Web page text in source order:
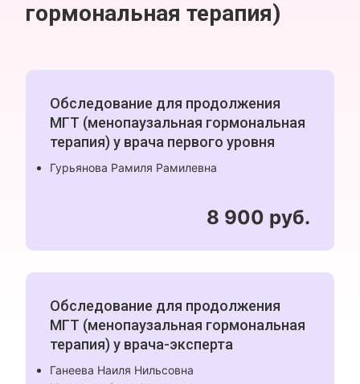
гормональная терапия)
Обследование для продолжения
МГТ (менопаузальная гормональная
терапия) у врача первого уровня
Гурьянова Рамиля Рамилевна
8 900 руб.
Обследование для продолжения
МГТ (менопаузальная гормональная
терапия) у врача-эксперта
Ганеева Наиля Нильсовна